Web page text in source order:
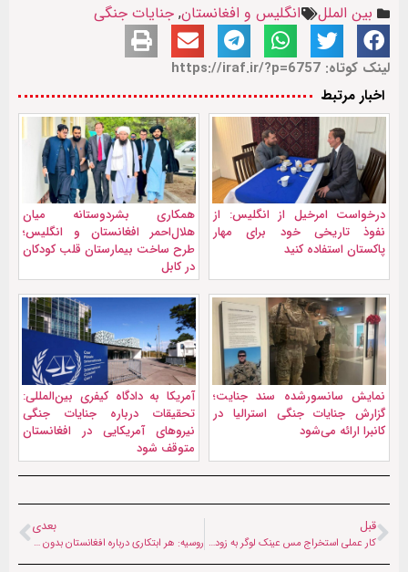
بین الملل
انگلیس و افغانستان, جنایات جنگی
لینک کوتاه: https://iraf.ir/?p=6757
اخبار مرتبط
درخواست امرخیل از انگلیس: از
نفوذ تاریخی خود برای مهار
پاکستان استفاده کنید
همکاری بشردوستانه میان
هلال‌احمر افغانستان و انگلیس؛
طرح ساخت بیمارستان قلب کودکان
در کابل
نمایش سانسورشده سند جنایت؛
گزارش جنایات جنگی استرالیا در
کانبرا ارائه می‌شود
آمریکا به دادگاه کیفری بین‌المللی:
تحقیقات درباره جنایات جنگی
نیروهای آمریکایی در افغانستان
متوقف شود
قبل
کار عملی استخراج مس عینک لوگر به زودی آغاز می‌شود
بعدی
روسیه: هر ابتکاری درباره افغانستان بدون حمایت کابل و منطقه محکوم به شکست‌ است